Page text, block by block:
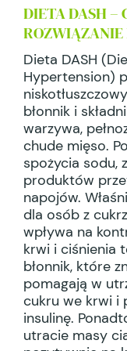
DIETA DASH –
Dieta DASH
Hypertension)
błonnik i
warzywa,
chude mięso.
spożycia sodu,
produktów
napojów.
dla osób z
wpływa na
krwi i ciśnienia
błonnik, które
pomagają w
cukru we krwi i
insulinę.
utracie masy